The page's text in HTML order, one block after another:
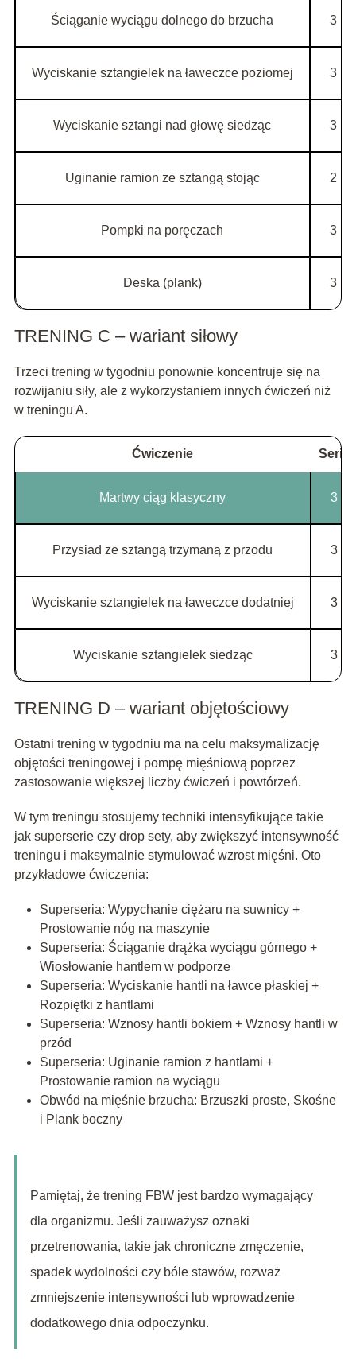
Ściąganie wyciągu dolnego do brzucha 3
Wyciskanie sztangielek na ławeczce poziomej 3
Wyciskanie sztangi nad głowę siedząc 3
Uginanie ramion ze sztangą stojąc 2
Pompki na poręczach 3
Deska (plank) 3
TRENING C – wariant siłowy
Trzeci trening w tygodniu ponownie koncentruje się na
rozwijaniu siły, ale z wykorzystaniem innych ćwiczeń niż
w treningu A.
Ćwiczenie Serie
Martwy ciąg klasyczny 3
Przysiad ze sztangą trzymaną z przodu 3
Wyciskanie sztangielek na ławeczce dodatniej 3
Wyciskanie sztangielek siedząc 3
TRENING D – wariant objętościowy
Ostatni trening w tygodniu ma na celu maksymalizację
objętości treningowej i pompę mięśniową poprzez
zastosowanie większej liczby ćwiczeń i powtórzeń.
W tym treningu stosujemy techniki intensyfikujące takie
jak superserie czy drop sety, aby zwiększyć intensywność
treningu i maksymalnie stymulować wzrost mięśni. Oto
przykładowe ćwiczenia:
Superseria: Wypychanie ciężaru na suwnicy +
Prostowanie nóg na maszynie
Superseria: Ściąganie drążka wyciągu górnego +
Wiosłowanie hantlem w podporze
Superseria: Wyciskanie hantli na ławce płaskiej +
Rozpiętki z hantlami
Superseria: Wznosy hantli bokiem + Wznosy hantli w
przód
Superseria: Uginanie ramion z hantlami +
Prostowanie ramion na wyciągu
Obwód na mięśnie brzucha: Brzuszki proste, Skośne
i Plank boczny
Pamiętaj, że trening FBW jest bardzo wymagający
dla organizmu. Jeśli zauważysz oznaki
przetrenowania, takie jak chroniczne zmęczenie,
spadek wydolności czy bóle stawów, rozważ
zmniejszenie intensywności lub wprowadzenie
dodatkowego dnia odpoczynku.